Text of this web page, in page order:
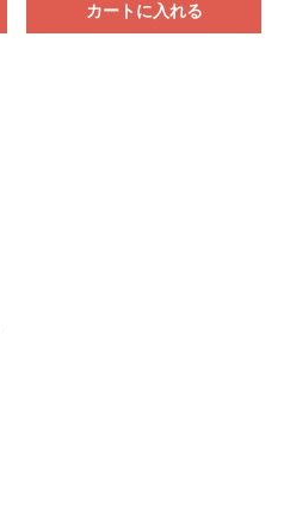
カートに入れる